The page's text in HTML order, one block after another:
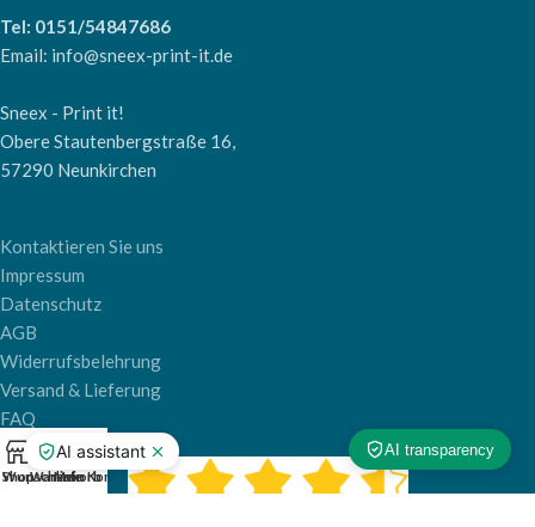
Tel: 0151/54847686
Email: info@sneex-print-it.de
Sneex - Print it!
Obere Stautenbergstraße 16,
57290 Neunkirchen
Kontaktieren Sie uns
Impressum
Datenschutz
AGB
Widerrufsbelehrung
Versand & Lieferung
FAQ
Shop
Wunschliste
0
Warenkorb
Mein Konto